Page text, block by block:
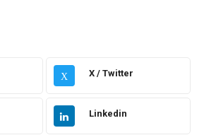
Hukuk
Sağlıklı Yaşam
X X / Twitter
Linkedin